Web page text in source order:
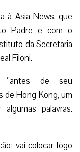
à Asia News, que
Padre e com o
da Secretaria
Filoni.
“antes de seu
de Hong Kong, um
palavras.
vai colocar fogo